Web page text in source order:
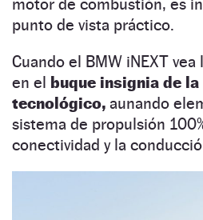
punto de vista práctico.
Cuando el BMW iNEXT
en el buque insignia de
tecnológico, aunando
sistema de propulsión
conectividad y la